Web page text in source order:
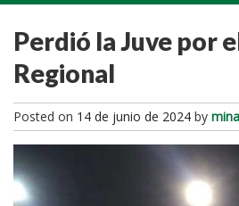
Perdió la Juve por
Regional
Posted on 14 de junio de 2024 by